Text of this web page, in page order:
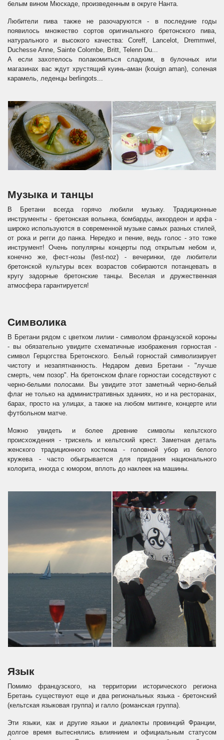
белым вином Мюскаде, произведенным в округе Нанта.
Любители пива также не разочаруются - в последние годы
появилось множество сортов оригинального бретонского пива,
натурального и высокого качества: Coreff, Lancelot, Dremmwel,
Duchesse Anne, Sainte Colombe, Britt, Telenn Du...
А если захотелось полакомиться сладким, в булочных или
магазинах вас ждут хрустящий куинь-аман (kouign aman), соленая
карамель, леденцы berlingots...
Музыка и танцы
В Бретани всегда горячо любили музыку. Традиционные
инструменты - бретонская волынка, бомбарды, аккордеон и арфа -
широко используются в современной музыке самых разных стилей,
от рока и регги до панка. Нередко и пение, ведь голос - это тоже
инструмент! Очень популярны концерты под открытым небом и,
конечно же, фест-нозы (fest-noz) - вечеринки, где любители
бретонской культуры всех возрастов собираются потанцевать в
кругу задорные бретонские танцы. Веселая и дружественная
атмосфера гарантируется!
Символика
В Бретани рядом с цветком лилии - символом французской короны
- вы обязательно увидите схематичные изображения горностая -
символ Герцогства Бретонского. Белый горностай символизирует
чистоту и незапятнанность. Недаром девиз Бретани - "лучше
смерть, чем позор". На бретонском флаге горностаи соседствуют с
черно-белыми полосами. Вы увидите этот заметный черно-белый
флаг не только на административных зданиях, но и на ресторанах,
барах, просто на улицах, а также на любом митинге, концерте или
футбольном матче.
Можно увидеть и более древние символы кельтского
происхождения - трискель и кельтский крест. Заметная деталь
женского традиционного костюма - головной убор из белого
кружева - часто обыгрывается для придания национального
колорита, иногда с юмором, вплоть до наклеек на машины.
Язык
Помимо французского, на территории исторического региона
Бретань существуют еще и два региональных языка - бретонский
(кельтская языковая группа) и галло (романская группа).
Эти языки, как и другие языки и диалекты провинций Франции,
долгое время вытеснялись влиянием и официальным статусом